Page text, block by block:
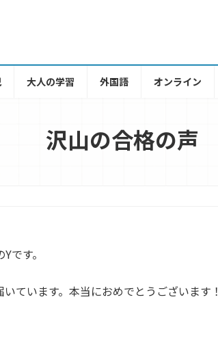
大人の学習 外国語 オンライン
沢山の合格の声
です。
ています。本当におめでとうございます！